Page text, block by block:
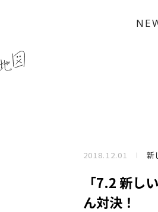
2018.12.01 新
「7.2 新し
ん対決！